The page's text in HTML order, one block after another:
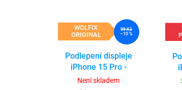
WOLFIX
ORIGINAL
99 Kč
–10 %
Podlepení displeje
iPhone 15 Pro -
ORIGINAL
Není skladem